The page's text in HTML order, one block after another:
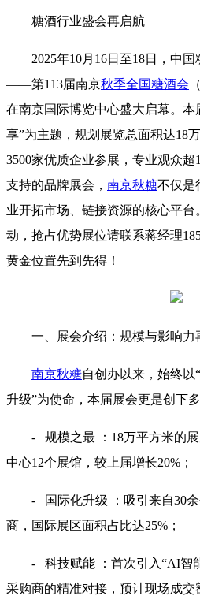
糖酒行业盛会再启航
2025年10月16日至18日，中
——第113届南京秋季全国糖酒会
在南京国际博览中心盛大启幕。本
享”为主题，规划展览总面积达18
3500家优质企业参展，专业观众
支持的品牌展会， 南京秋糖不仅是
业开拓市场、链接资源的核心平
动，抢占优势展位请联系蒋经理
黄金位置先到先得！
一、展会介绍：规模与影响力
南京秋糖自创办以来，始终以
升级”为使命，本届展会更是创下
- 规模之最 ：18万平方米的
中心12个展馆，较上届增长20%；
- 国际化升级 ：吸引来自30
商，国际展区面积占比达25%；
- 科技赋能 ：首次引入“AI智
采购商的精准对接，预计现场成交